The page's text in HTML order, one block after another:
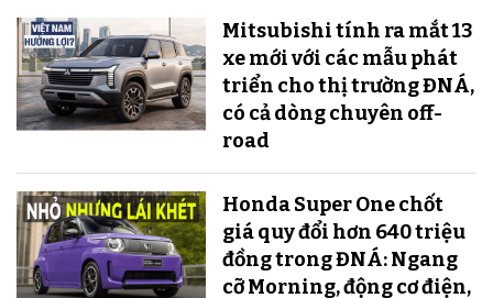
Mitsubishi tính ra mắt 13
xe mới với các mẫu phát
triển cho thị trường ĐNÁ,
có cả dòng chuyên off-
road
Honda Super One chốt
giá quy đổi hơn 640 triệu
đồng trong ĐNÁ: Ngang
cỡ Morning, động cơ điện,